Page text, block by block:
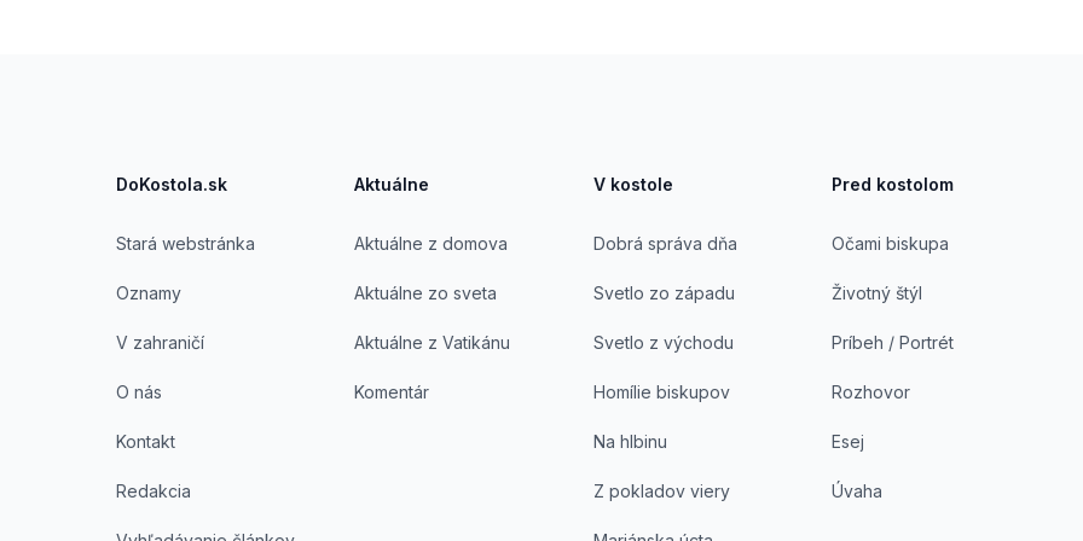
DoKostola.sk
Stará webstránka
Oznamy
V zahraničí
O nás
Kontakt
Redakcia
Aktuálne
Aktuálne z domova
Aktuálne zo sveta
Aktuálne z Vatikánu
Komentár
V kostole
Dobrá správa dňa
Svetlo zo západu
Svetlo z východu
Homílie biskupov
Na hlbinu
Z pokladov viery
Pred kostolom
Očami biskupa
Životný štýl
Príbeh / Portrét
Rozhovor
Esej
Úvaha